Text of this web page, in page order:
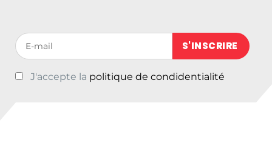
Votre adresse de messagerie (obligatoire)
J'accepte la politique de condidentialité